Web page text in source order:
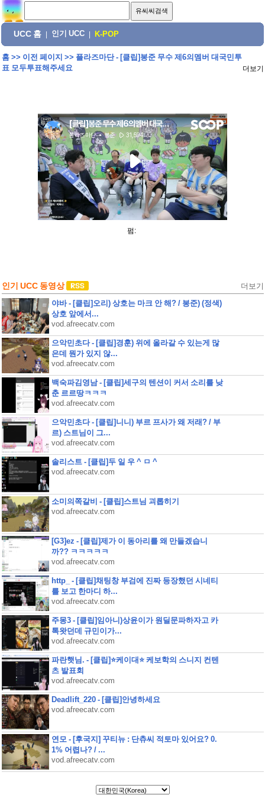
UCC 홈 인기 UCC K-POP
홈>> 이전 페이지 >> 플라즈마단 - [클립]봉준 무수 제6의멤버 대국민투
표 모두투표해주세요
더보기
펌:
인기 UCC 동영상 더보기
야바 - [클립]오리) 상호는 마크 안 해? / 봉준) (정색)
상호 앞에서...
vod.afreecatv.com
으악민초다 - [클립]경훈) 위에 올라갈 수 있는게 많
은데 뭔가 있지 않...
vod.afreecatv.com
백숙파김영남 - [클립]세구의 텐션이 커서 소리를 낮
춘 르르땅ㅋㅋㅋ
vod.afreecatv.com
으악민초다 - [클립]니니) 부르 프사가 왜 저래? / 부
르) 스트님이 그...
vod.afreecatv.com
솔리스트 - [클립]두 일 우 ^ ㅁ ^
vod.afreecatv.com
소미의쪽갈비 - [클립]스트님 괴롭히기
vod.afreecatv.com
[G3]ez - [클립]제가 이 동아리를 왜 만들겠습니
까?? ㅋㅋㅋㅋㅋ
vod.afreecatv.com
http_ - [클립]채팅창 부검에 진짜 등장했던 시네티
를 보고 한마디 하...
vod.afreecatv.com
주몽3 - [클립]임아니)상윤이가 원딜문파하자고 카
톡왓던데 규민이가...
vod.afreecatv.com
파란햇님. - [클립]⭐케이대⭐ 케보학의 스니지 컨텐
츠 발표회
vod.afreecatv.com
Deadlift_220 - [클립]안녕하세요
vod.afreecatv.com
연모 - [후국지] 꾸티뉴 : 단츄씨 적토마 있어요? 0.
1% 어렵나? / ...
vod.afreecatv.com